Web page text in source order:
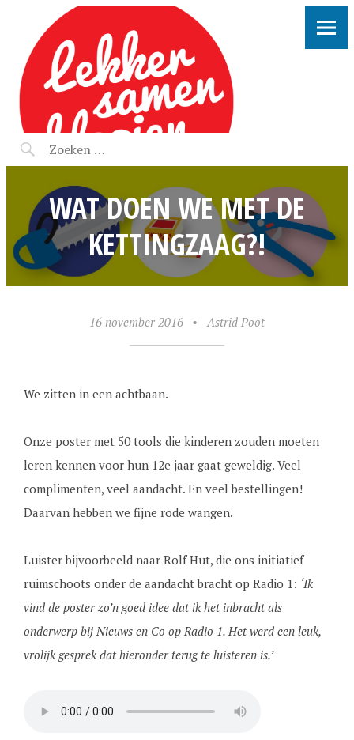
LEKKER SAMEN KLOOIEN
WAT DOEN WE MET DE
KETTINGZAAG?!
16 november 2016 • Astrid Poot
We zitten in een achtbaan.
Onze poster met 50 tools die kinderen zouden moeten
leren kennen voor hun 12e jaar gaat geweldig. Veel
complimenten, veel aandacht. En veel bestellingen!
Daarvan hebben we fijne rode wangen.
Luister bijvoorbeeld naar Rolf Hut, die ons initiatief
ruimschoots onder de aandacht bracht op Radio 1: ‘Ik
vind de poster zo’n goed idee dat ik het inbracht als
onderwerp bij Nieuws en Co op Radio 1. Het werd een leuk,
vrolijk gesprek dat hieronder terug te luisteren is.’